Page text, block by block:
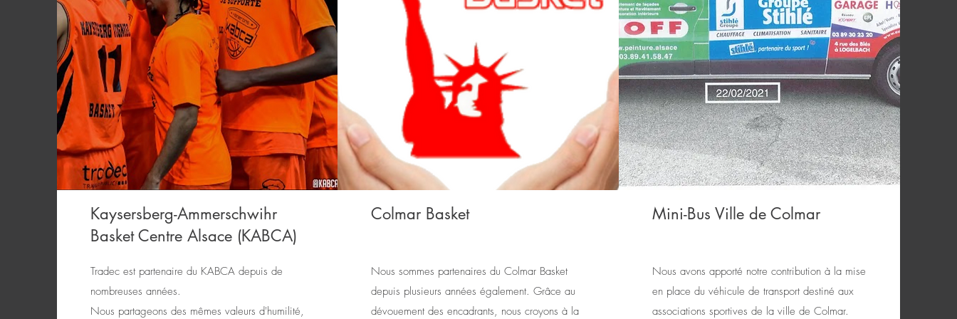
Kaysersberg-Ammerschwihr
Basket Centre Alsace (KABCA)
Tradec est partenaire du KABCA depuis de
nombreuses années.
Nous partageons des mêmes valeurs d'humilité,
Colmar Basket
Nous sommes partenaires du Colmar Basket
depuis plusieurs années également. Grâce au
dévouement des encadrants, nous croyons à la
Mini-Bus Ville de Colmar
Nous avons apporté notre contribution à la mise
en place du véhicule de transport destiné aux
associations sportives de la ville de Colmar.